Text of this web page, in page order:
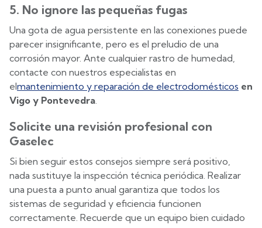
5. No ignore las pequeñas fugas
Una gota de agua persistente en las conexiones puede
parecer insignificante, pero es el preludio de una
corrosión mayor. Ante cualquier rastro de humedad,
contacte con nuestros especialistas en
elmantenimiento y reparación de electrodomésticos en
Vigo y Pontevedra
Solicite una revisión profesional con
Gaselec
Si bien seguir estos consejos siempre será positivo,
nada sustituye la inspección técnica periódica. Realizar
una puesta a punto anual garantiza que todos los
sistemas de seguridad y eficiencia funcionen
correctamente. Recuerde que un equipo bien cuidado